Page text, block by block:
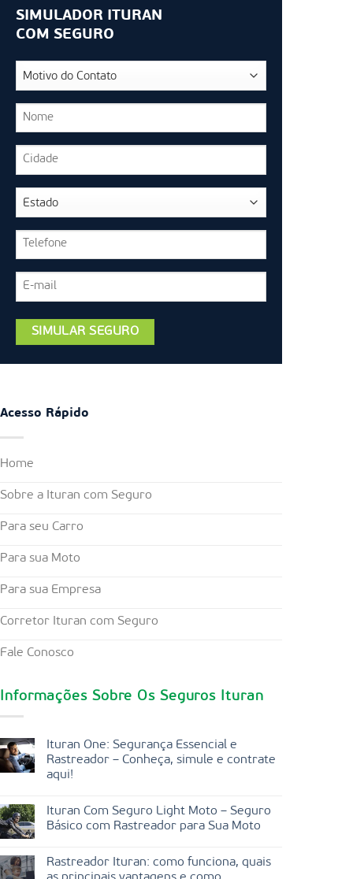
SIMULADOR ITURAN
COM SEGURO
Acesso Rápido
Home
Sobre a Ituran com Seguro
Para seu Carro
Para sua Moto
Para sua Empresa
Corretor Ituran com Seguro
Fale Conosco
Informações Sobre Os Seguros Ituran
Ituran One: Segurança Essencial e
Rastreador – Conheça, simule e contrate
aqui!
Ituran Com Seguro Light Moto – Seguro
Básico com Rastreador para Sua Moto
Rastreador Ituran: como funciona, quais